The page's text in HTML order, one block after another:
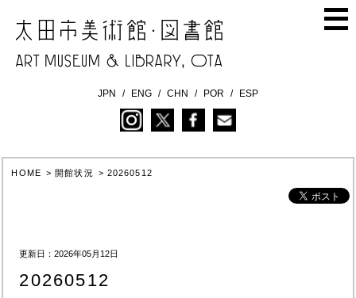
JPN ENG CHN POR ESP
HOME >開館状況 > 20260512
更新日：2026年05月12日
20260512